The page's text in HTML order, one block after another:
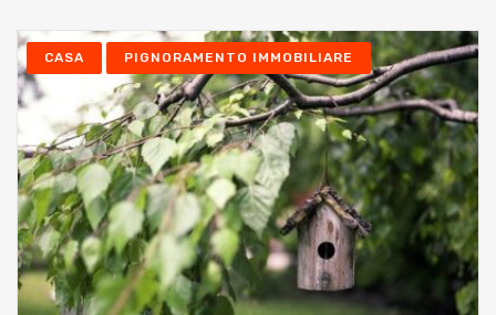
CASA PIGNORAMENTO IMMOBILIARE